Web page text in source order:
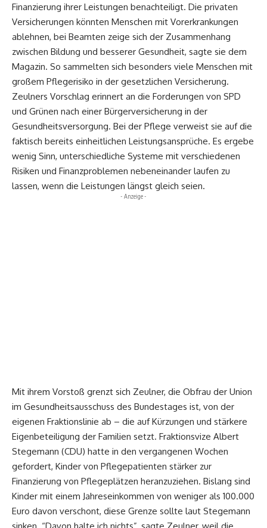
Finanzierung ihrer Leistungen benachteiligt. Die privaten
Versicherungen könnten Menschen mit Vorerkrankungen
ablehnen, bei Beamten zeige sich der Zusammenhang
zwischen Bildung und besserer Gesundheit, sagte sie dem
Magazin. So sammelten sich besonders viele Menschen mit
großem Pflegerisiko in der gesetzlichen Versicherung.
Zeulners Vorschlag erinnert an die Forderungen von SPD
und Grünen nach einer Bürgerversicherung in der
Gesundheitsversorgung. Bei der Pflege verweist sie auf die
faktisch bereits einheitlichen Leistungsansprüche. Es ergebe
wenig Sinn, unterschiedliche Systeme mit verschiedenen
Risiken und Finanzproblemen nebeneinander laufen zu
lassen, wenn die Leistungen längst gleich seien.
- Anzeige -
Mit ihrem Vorstoß grenzt sich Zeulner, die Obfrau der Union
im Gesundheitsausschuss des Bundestages ist, von der
eigenen Fraktionslinie ab – die auf Kürzungen und stärkere
Eigenbeteiligung der Familien setzt. Fraktionsvize Albert
Stegemann (CDU) hatte in den vergangenen Wochen
gefordert, Kinder von Pflegepatienten stärker zur
Finanzierung von Pflegeplätzen heranzuziehen. Bislang sind
Kinder mit einem Jahreseinkommen von weniger als 100.000
Euro davon verschont, diese Grenze sollte laut Stegemann
sinken. “Davon halte ich nichts”, sagte Zeulner, weil die